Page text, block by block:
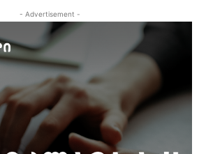
- Advertisement -